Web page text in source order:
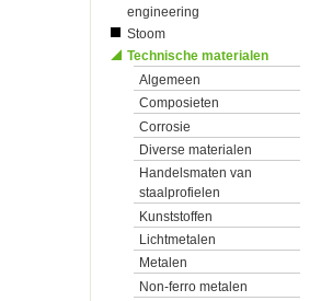
engineering
Stoom
Technische materialen
Algemeen
Composieten
Corrosie
Diverse materialen
Handelsmaten van
staalprofielen
Kunststoffen
Lichtmetalen
Metalen
Non-ferro metalen